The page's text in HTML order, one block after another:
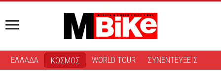
ΕΛΛΑΔΑ ΚΟΣΜΟΣ WORLD TOUR ΣΥΝΕΝΤΕΥΞΕΙΣ